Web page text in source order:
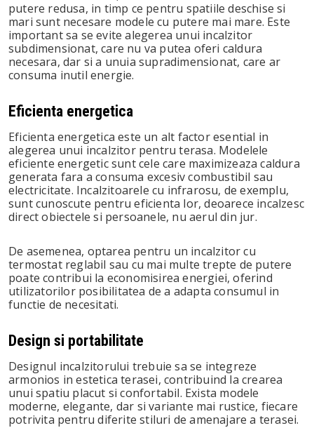
putere redusa, in timp ce pentru spatiile deschise si
mari sunt necesare modele cu putere mai mare. Este
important sa se evite alegerea unui incalzitor
subdimensionat, care nu va putea oferi caldura
necesara, dar si a unuia supradimensionat, care ar
consuma inutil energie.
Eficienta energetica
Eficienta energetica este un alt factor esential in
alegerea unui incalzitor pentru terasa. Modelele
eficiente energetic sunt cele care maximizeaza caldura
generata fara a consuma excesiv combustibil sau
electricitate. Incalzitoarele cu infrarosu, de exemplu,
sunt cunoscute pentru eficienta lor, deoarece incalzesc
direct obiectele si persoanele, nu aerul din jur.
De asemenea, optarea pentru un incalzitor cu
termostat reglabil sau cu mai multe trepte de putere
poate contribui la economisirea energiei, oferind
utilizatorilor posibilitatea de a adapta consumul in
functie de necesitati.
Design si portabilitate
Designul incalzitorului trebuie sa se integreze
armonios in estetica terasei, contribuind la crearea
unui spatiu placut si confortabil. Exista modele
moderne, elegante, dar si variante mai rustice, fiecare
potrivita pentru diferite stiluri de amenajare a terasei.